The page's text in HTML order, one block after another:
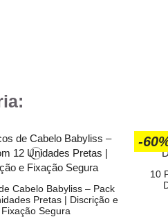
Cabelo Babyliss – Pack
Pretas | Discrição e
Fixação Segura
-
10